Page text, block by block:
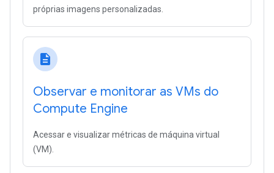
próprias imagens personalizadas.
description
Observar e monitorar as VMs do
Compute Engine
Acessar e visualizar métricas de máquina virtual
(VM).